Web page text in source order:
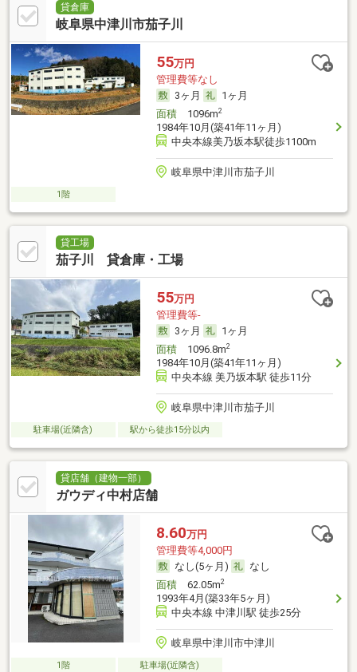
貸倉庫
岐阜県中津川市茄子川
55万円
管理費等なし
3ヶ月
1ヶ月
面積1096m2
1984年10月(築41年11ヶ月)
中央本線美乃坂本駅徒歩1100m
岐阜県中津川市茄子川
1階
貸工場
茄子川 貸倉庫・工場
55万円
管理費等-
3ヶ月
1ヶ月
面積1096.8m2
1984年10月(築41年11ヶ月)
中央本線 美乃坂本駅 徒歩11分
岐阜県中津川市茄子川
駐車場(近隣含) 駅から徒歩15分以内
貸店舗（建物一部）
ガウディ中村店舗
8.60万円
管理費等4,000円
なし(5ヶ月)
なし
面積62.05m2
1993年4月(築33年5ヶ月)
中央本線 中津川駅 徒歩25分
岐阜県中津川市中津川
1階 駐車場(近隣含)